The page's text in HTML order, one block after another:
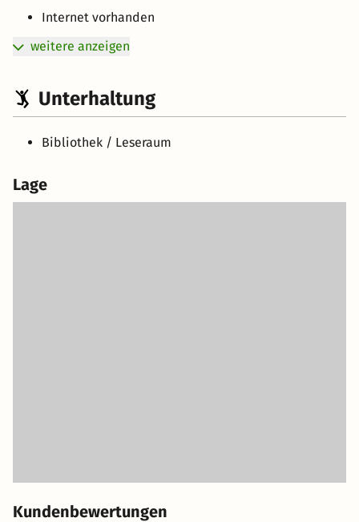
Internet vorhanden
weitere anzeigen
Unterhaltung
Bibliothek / Leseraum
Lage
Kundenbewertungen